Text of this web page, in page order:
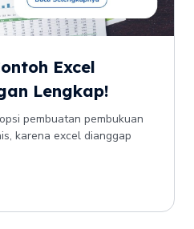
Excel
Lengkap!
pembuatan pembukuan
karena excel dianggap